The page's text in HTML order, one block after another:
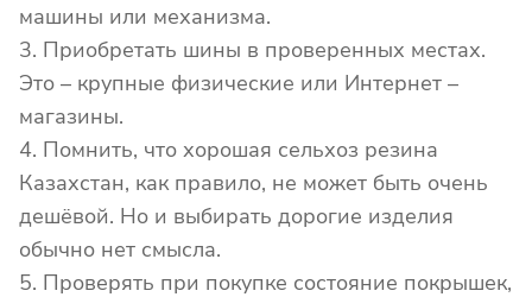
машины или механизма.
3. Приобретать шины в проверенных местах.
Это – крупные физические или Интернет –
магазины.
4. Помнить, что хорошая сельхоз резина
Казахстан, как правило, не может быть очень
дешёвой. Но и выбирать дорогие изделия
обычно нет смысла.
5. Проверять при покупке состояние покрышек,